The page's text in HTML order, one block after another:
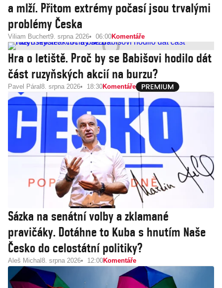
a mlží. Přitom extrémy počasí jsou trvalými
problémy Česka
Viliam Buchert9. srpna 2026 06:00Komentáře
Hra o letiště. Proč by se Babišovi hodilo dát
část ruzyňských akcií na burzu?
Pavel Páral 8. srpna 2026 18:30Komentáře
Sázka na senátní volby a zklamané
pravičáky. Dotáhne to Kuba s hnutím Naše
Česko do celostátní politiky?
Aleš Michal 8. srpna 2026 12:00Komentáře